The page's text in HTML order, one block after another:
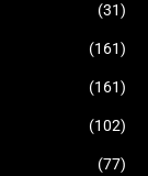
(31)
(161)
(161)
(102)
(77)